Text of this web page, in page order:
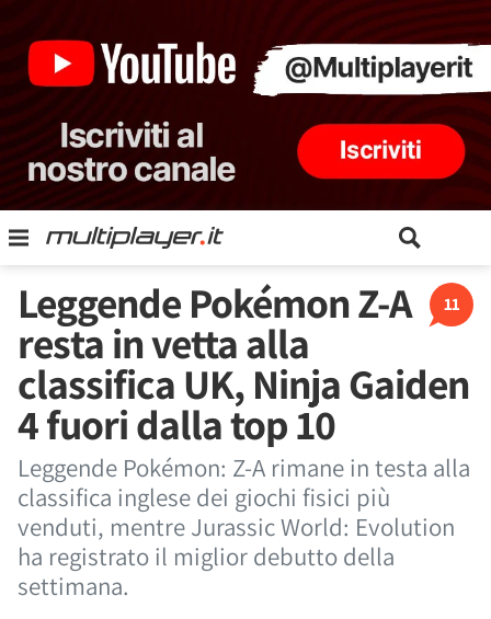
11
Leggende Pokémon Z-A
resta in vetta alla
classifica UK, Ninja Gaiden
4 fuori dalla top 10
Leggende Pokémon: Z-A rimane in testa alla
classifica inglese dei giochi fisici più
venduti, mentre Jurassic World: Evolution
ha registrato il miglior debutto della
settimana.